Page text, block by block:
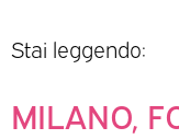
Stai leggendo:
MILANO,